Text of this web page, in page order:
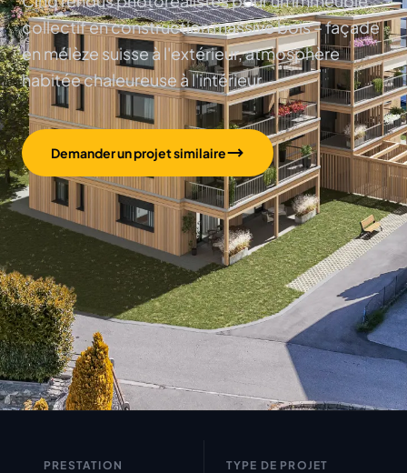
collectif en construction massive bois – façade
en mélèze suisse à l'extérieur, atmosphère
habitée chaleureuse à l'intérieur.
Demander un projet similaire
PRESTATION TYPE DE PROJET